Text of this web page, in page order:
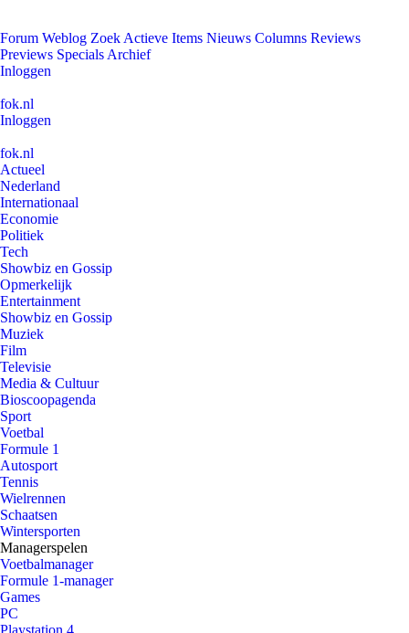
Forum Weblog Zoek Actieve Items Nieuws Columns Reviews
Previews Specials Archief
Inloggen
fok.nl
Inloggen
fok.nl
Actueel
Nederland
Internationaal
Economie
Politiek
Tech
Showbiz en Gossip
Opmerkelijk
Entertainment
Showbiz en Gossip
Muziek
Film
Televisie
Media & Cultuur
Bioscoopagenda
Sport
Voetbal
Formule 1
Autosport
Tennis
Wielrennen
Schaatsen
Wintersporten
Managerspelen
Voetbalmanager
Formule 1-manager
Games
PC
Playstation 4